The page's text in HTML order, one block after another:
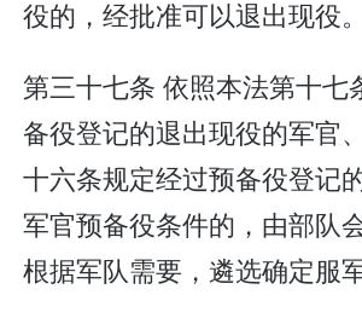
役的，经批准可以退出现役。
第三十七条 依照本法第十七
备役登记的退出现役的军官
十六条规定经过预备役登记
军官预备役条件的，由部队
根据军队需要，遴选确定服